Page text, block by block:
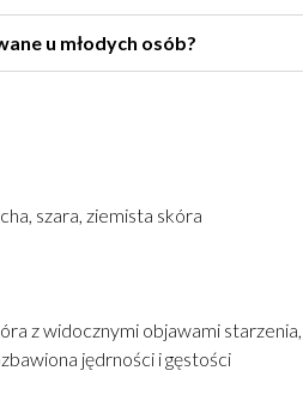
u młodych osób?
szara, ziemista skóra
z widocznymi objawami starzenia,
jędrności i gęstości